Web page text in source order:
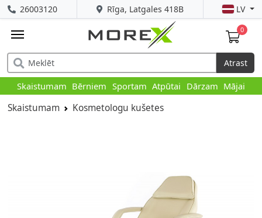
Rīga, Latgales 418B
26003120 LV
0
Atrast
Skaistumam Bērniem Sportam Atpūtai Dārzam Mājai
Skaistumam Kosmetologu kušetes